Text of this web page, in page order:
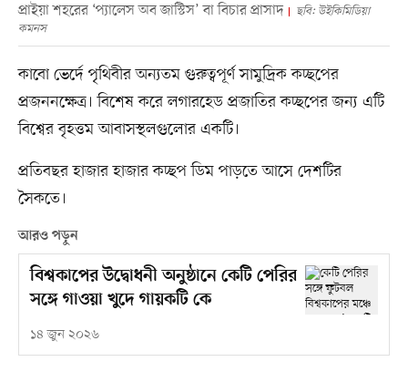
প্রাইয়া শহরের ‘প্যালেস অব জাস্টিস’ বা বিচার প্রাসাদ
ছবি: উইকিমিডিয়া
কমনস
কাবো ভের্দে পৃথিবীর অন্যতম গুরুত্বপূর্ণ সামুদ্রিক কচ্ছপের
প্রজননক্ষেত্র। বিশেষ করে লগারহেড প্রজাতির কচ্ছপের জন্য এটি
বিশ্বের বৃহত্তম আবাসস্থলগুলোর একটি।
প্রতিবছর হাজার হাজার কচ্ছপ ডিম পাড়তে আসে দেশটির
সৈকতে।
আরও পড়ুন
বিশ্বকাপের উদ্বোধনী অনুষ্ঠানে কেটি পেরির
সঙ্গে গাওয়া খুদে গায়কটি কে
১৪ জুন ২০২৬